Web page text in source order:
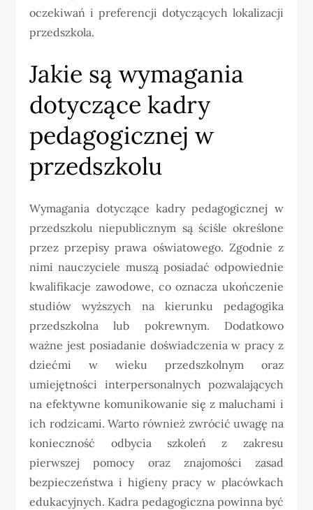
oczekiwań i preferencji dotyczących lokalizacji
przedszkola.
Jakie są wymagania
dotyczące kadry
pedagogicznej w
przedszkolu
Wymagania dotyczące kadry pedagogicznej w
przedszkolu niepublicznym są ściśle określone
przez przepisy prawa oświatowego. Zgodnie z
nimi nauczyciele muszą posiadać odpowiednie
kwalifikacje zawodowe, co oznacza ukończenie
studiów wyższych na kierunku pedagogika
przedszkolna lub pokrewnym. Dodatkowo
ważne jest posiadanie doświadczenia w pracy z
dziećmi w wieku przedszkolnym oraz
umiejętności interpersonalnych pozwalających
na efektywne komunikowanie się z maluchami i
ich rodzicami. Warto również zwrócić uwagę na
konieczność odbycia szkoleń z zakresu
pierwszej pomocy oraz znajomości zasad
bezpieczeństwa i higieny pracy w placówkach
edukacyjnych. Kadra pedagogiczna powinna być